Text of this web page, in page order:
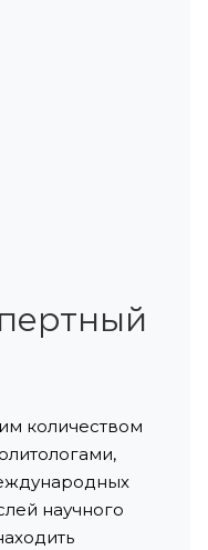
количеством
научного